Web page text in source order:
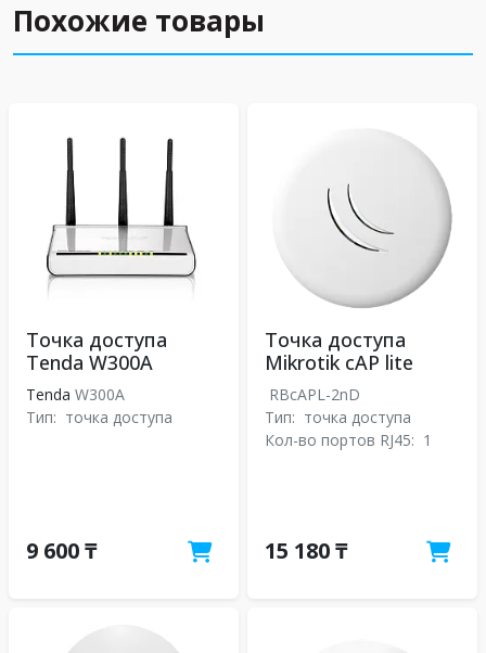
Похожие товары
Точка доступа
Tenda W300A
Tenda W300A
Тип: точка доступа
9 600 ₸
Точка доступа
Mikrotik cAP lite
RBcAPL-2nD
Тип: точка доступа
Кол-во портов RJ45: 1
15 180 ₸